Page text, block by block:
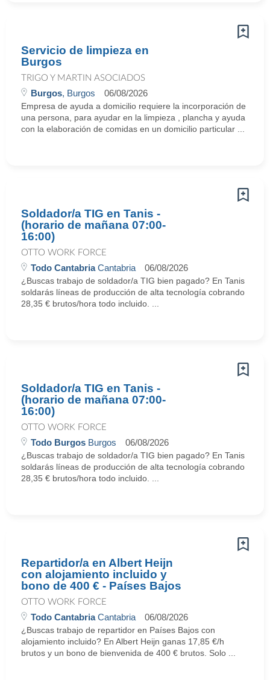
Servicio de limpieza en
Burgos
TRIGO Y MARTIN ASOCIADOS
Burgos, Burgos 06/08/2026
Empresa de ayuda a domicilio requiere la incorporación de
una persona, para ayudar en la limpieza , plancha y ayuda
con la elaboración de comidas en un domicilio particular ...
Soldador/a TIG en Tanis -
(horario de mañana 07:00-
16:00)
OTTO WORK FORCE
Todo CantabriaCantabria 06/08/2026
¿Buscas trabajo de soldador/a TIG bien pagado? En Tanis
soldarás líneas de producción de alta tecnología cobrando
28,35 € brutos/hora todo incluido. ...
Soldador/a TIG en Tanis -
(horario de mañana 07:00-
16:00)
OTTO WORK FORCE
Todo Burgos Burgos 06/08/2026
¿Buscas trabajo de soldador/a TIG bien pagado? En Tanis
soldarás líneas de producción de alta tecnología cobrando
28,35 € brutos/hora todo incluido. ...
Repartidor/a en Albert Heijn
con alojamiento incluido y
bono de 400 € - Países Bajos
OTTO WORK FORCE
Todo CantabriaCantabria 06/08/2026
¿Buscas trabajo de repartidor en Países Bajos con
alojamiento incluido? En Albert Heijn ganas 17,85 €/h
brutos y un bono de bienvenida de 400 € brutos. Solo ...